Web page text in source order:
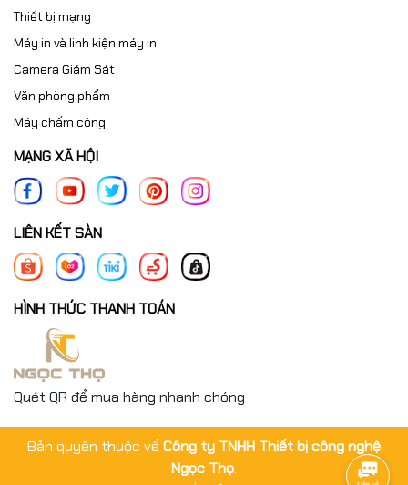
Thiết bị mạng
Máy in và linh kiện máy in
Camera Giám Sát
Văn phòng phẩm
Máy chấm công
MẠNG XÃ HỘI
LIÊN KẾT SÀN
HÌNH THỨC THANH TOÁN
Quét QR để mua hàng nhanh chóng
Bản quyền thuộc về Công ty TNHH Thiết bị công nghệ
Ngọc Thọ.